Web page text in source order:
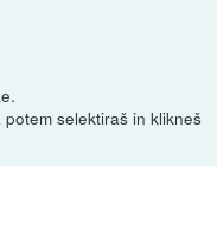
selektiraš in klikneš